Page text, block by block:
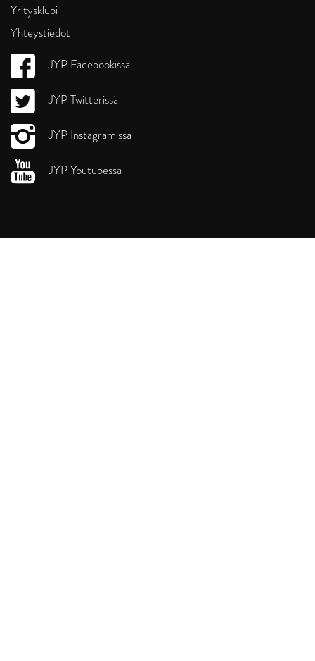
Yritysklubi
Yhteystiedot
JYP Facebookissa
JYP Twitterissä
JYP Instagramissa
JYP Youtubessa